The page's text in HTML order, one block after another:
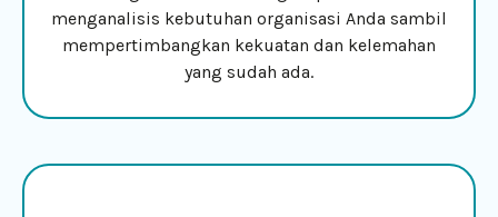
menganalisis kebutuhan organisasi Anda sambil
mempertimbangkan kekuatan dan kelemahan
yang sudah ada.